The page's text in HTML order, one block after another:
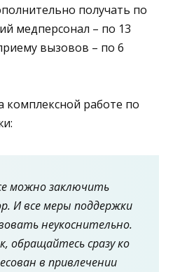
получать по
медперсонал – по 13
вызовов – по 6
комплексной работе по
можно заключить
И все меры поддержки
неукоснительно.
обращайтесь сразу ко
в привлечении